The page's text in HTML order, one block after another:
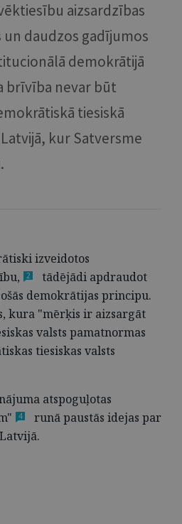
aizsardzības
daudzos gadījumos
demokrātijā
brīvība nevar būt
tiesiskā
kur Satversme
izveidotos
2
tādējādi apdraudot
demokrātijas principu.
kura "mērķis ir aizsargāt
valsts pamatnormas
tiesiskas valsts
atspoguļotas
4
runā paustās idejas par